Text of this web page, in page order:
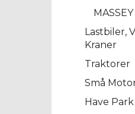
Lastbiler,
Kraner
Traktorer
Små
Have